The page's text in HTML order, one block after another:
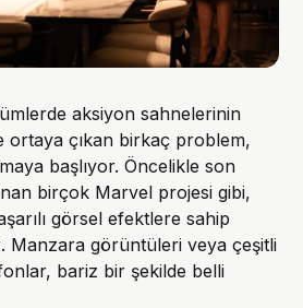
aksiyon sahnelerinin
ortaya çıkan birkaç problem,
başlıyor. Öncelikle son
birçok Marvel projesi gibi,
görsel efektlere sahip
Manzara görüntüleri veya çeşitli
bariz bir şekilde belli